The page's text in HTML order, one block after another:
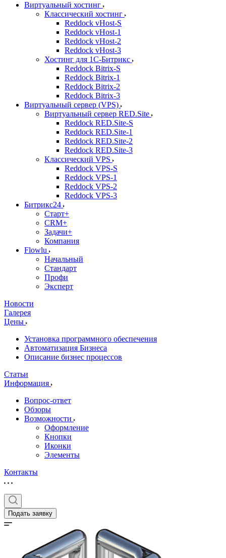
Виртуальный хостинг
Классический хостинг
Reddock vHost-S
Reddock vHost-1
Reddock vHost-2
Reddock vHost-3
Хостинг для 1С-Битрикс
Reddock Bitrix-S
Reddock Bitrix-1
Reddock Bitrix-2
Reddock Bitrix-3
Виртуальный сервер (VPS)
Виртуальный сервер RED.Site
Reddock RED.Site-S
Reddock RED.Site-1
Reddock RED.Site-2
Reddock RED.Site-3
Классический VPS
Reddock VPS-S
Reddock VPS-1
Reddock VPS-2
Reddock VPS-3
Битрикс24
Старт+
CRM+
Задачи+
Компания
Flowlu
Начальный
Стандарт
Профи
Эксперт
Новости
Галерея
Цены
Установка программного обеспечения
Автоматизация Бизнеса
Описание бизнес процессов
Статьи
Информация
Вопрос-ответ
Обзоры
Возможности
Оформление
Кнопки
Иконки
Элементы
Контакты
Подать заявку